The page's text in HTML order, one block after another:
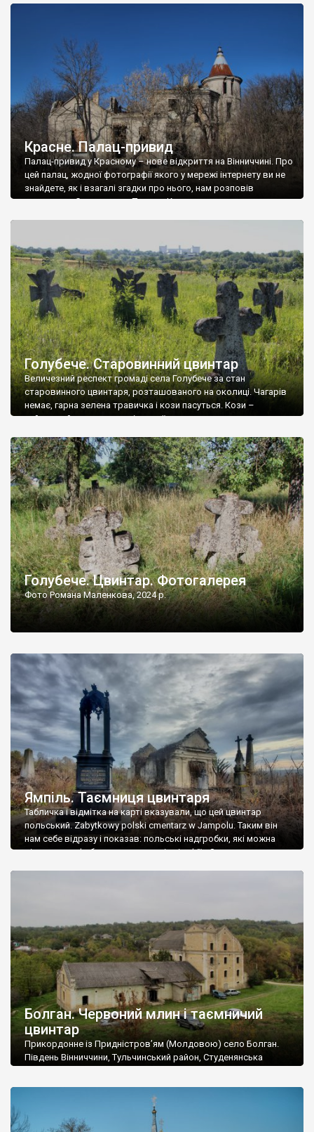
Красне. Палац-привид
Палац-привид у Красному – нове відкриття на Вінниччині. Про
цей палац, жодної фотографії якого у мережі інтернету ви не
знайдете, як і взагалі згадки про нього, нам розповів
мешканець Самгородка. Палац у Красному вразив не лише
Голубече. Старовинний цвинтар
Величезний респект громаді села Голубече за стан
старовинного цвинтаря, розташованого на околиці. Чагарів
немає, гарна зелена травичка і кози пасуться. Кози –
найкращий регулятор шкідливої, для старих кладовищ,
бруньками, кози ті бруньки обгризають, бо то улюблений
делікатес. На цвинтарі у Голубечому ціла колекція
різноманітних форм хрестів. Село відносно невелике, […]
Голубече. Цвинтар. Фотогалерея
Фото Романа Маленкова, 2024 р.
Ямпіль. Таємниця цвинтаря
Табличка і відмітка на карті вказували, що цей цвинтар
польський. Zabytkowy polski cmentarz w Jampolu. Таким він
нам себе відразу і показав: польські надгробки, які можна
віднести до фабричних, польські епітафії… Загалом цвинтар
Болган. Червоний млин і таємничий
цвинтар
Прикордонне із Придністров’ям (Молдовою) село Болган.
Південь Вінниччини, Тульчинський район, Студенянська
старовинний цвинтар із кам’яними хрестами. Всі епітафії, які
збереглися, написані кирилицею, церковнослов’янською
мовою. За всіма традиційними ознаками – цвинтар